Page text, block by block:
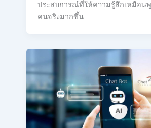
ประสบการณ์ที่ให้ความรู้สึกเหมือน
คนจริงมากขึ้น